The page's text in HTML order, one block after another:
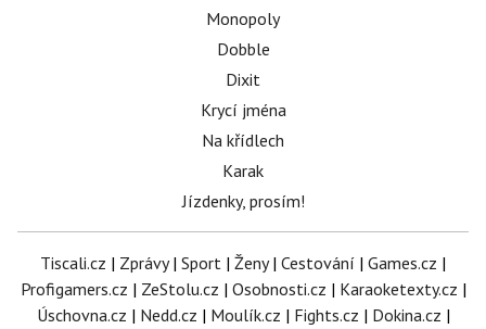
Monopoly
Dobble
Dixit
Krycí jména
Na křídlech
Karak
Jízdenky, prosím!
Tiscali.cz | Zprávy| Sport | Ženy| Cestování | Games.cz |
Profigamers.cz | ZeStolu.cz | Osobnosti.cz | Karaoketexty.cz |
Úschovna.cz | Nedd.cz | Moulík.cz | Fights.cz | Dokina.cz |